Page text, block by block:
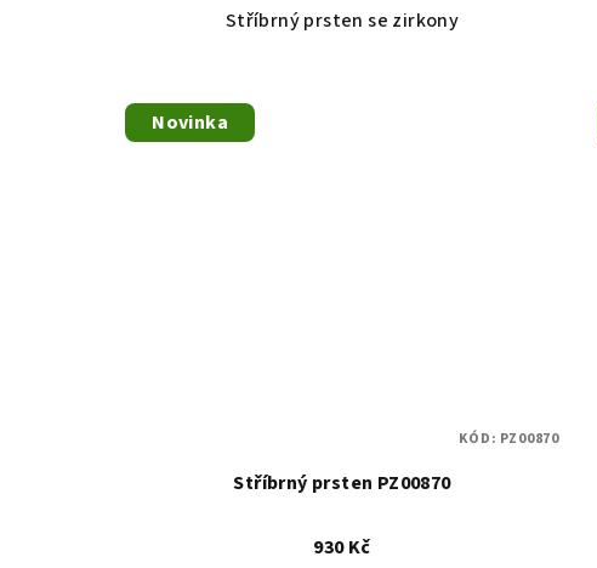
Stříbrný prsten se zirkony
Novinka
Stříbrný prsten PZ00870
930 Kč
KÓD: PZ00870